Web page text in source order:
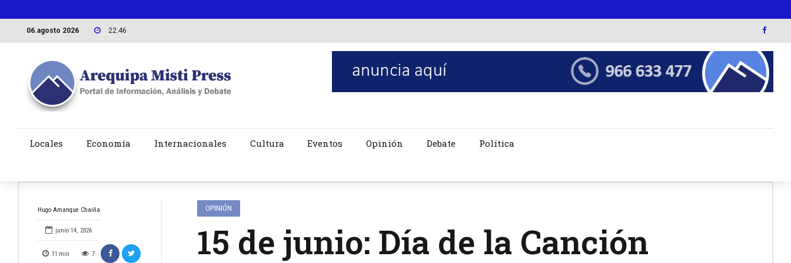
06.agosto 2026 22:46
Locales Economía Internacionales Cultura Eventos Opinión Debate Política
Hugo Amanque Chaiña
junio 14, 2026
11 min 7
OPINIÓN
15 de junio: Día de la Canción